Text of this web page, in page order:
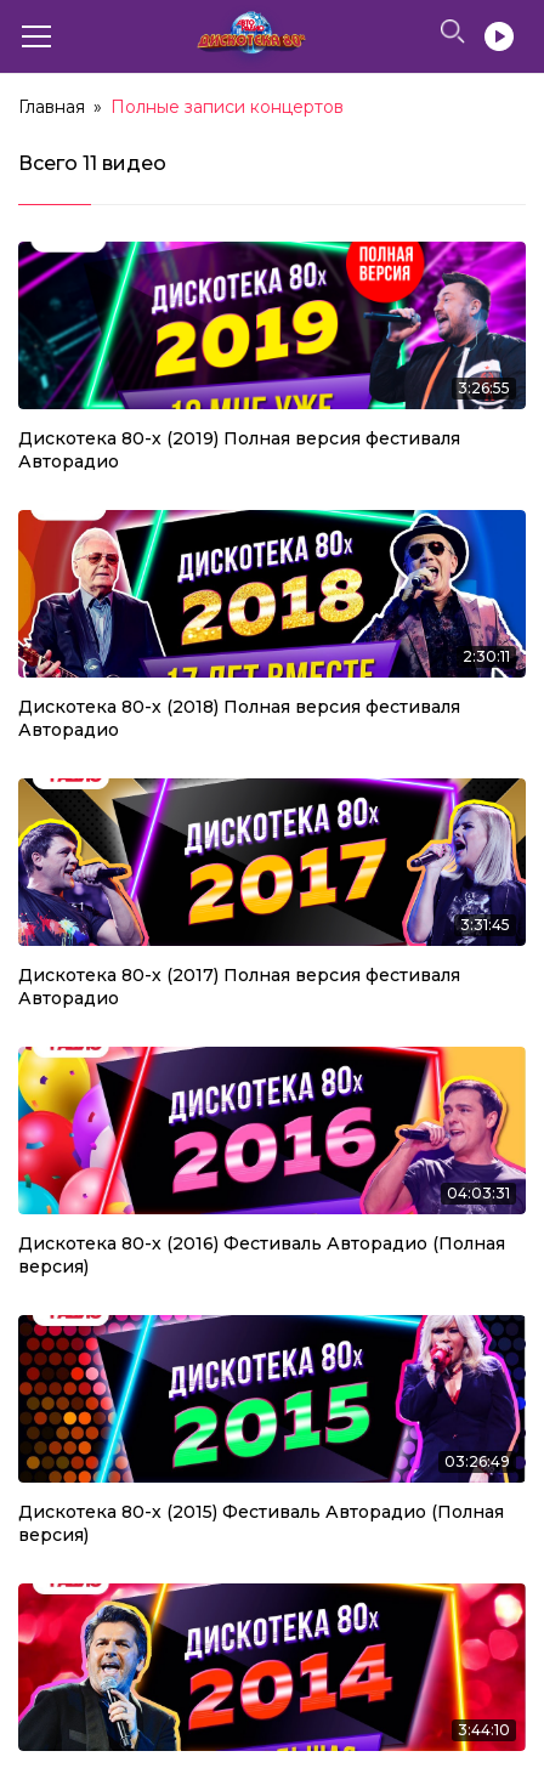
Главная » Полные записи концертов
Всего 11 видео
3:26:55
Дискотека 80-х (2019) Полная версия фестиваля
Авторадио
2:30:11
Дискотека 80-х (2018) Полная версия фестиваля
Авторадио
3:31:45
Дискотека 80-х (2017) Полная версия фестиваля
Авторадио
04:03:31
Дискотека 80-х (2016) Фестиваль Авторадио (Полная
версия)
03:26:49
Дискотека 80-х (2015) Фестиваль Авторадио (Полная
версия)
3:44:10